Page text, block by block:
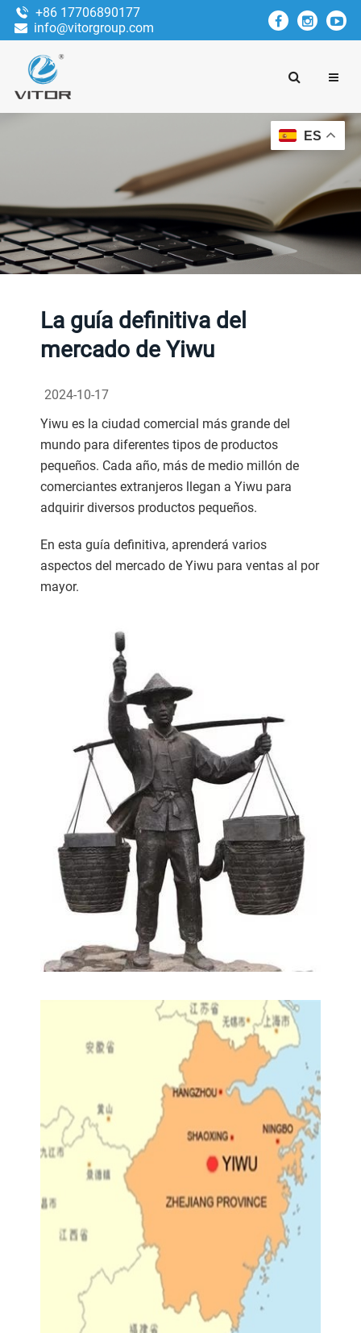
+86 17706890177
info@vitorgroup.com
La guía definitiva del
mercado de Yiwu
2024-10-17
Yiwu es la ciudad comercial más grande del
mundo para diferentes tipos de productos
pequeños. Cada año, más de medio millón de
comerciantes extranjeros llegan a Yiwu para
adquirir diversos productos pequeños.
En esta guía definitiva, aprenderá varios
aspectos del mercado de Yiwu para ventas al por
mayor.
ES